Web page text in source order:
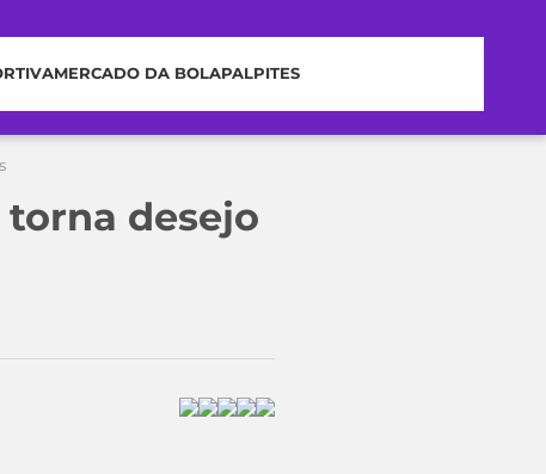
MERCADO DA BOLAPALPITES
torna desejo